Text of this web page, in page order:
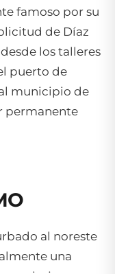
famoso por su
de Díaz
los talleres
puerto de
municipio de
permanente
al noreste
una